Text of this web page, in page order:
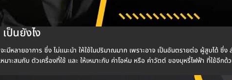
ป็นยังไง
ะมีหลายอาการ ซึ่ง ไม่แนะนำ ให้ใช้ในปริมาณมาก เพราะอาจ เป็นอันตรายต่อ ผู้สูบได้
มาะสมกับ ตัวเครื่องที่ใช้ และ ให้เหมาะกับ ค่าโอห์ม หรือ ค่าวัตต์ ของบุหรี่ไฟฟ้า ที่ใช้อีกด้